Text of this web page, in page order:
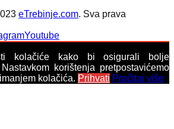
eTrebinje.com. Sva prava
Youtube
kolačiće kako bi osigurali bolje
korištenja pretpostavićemo
kolačića. Prihvati Pročitaj više